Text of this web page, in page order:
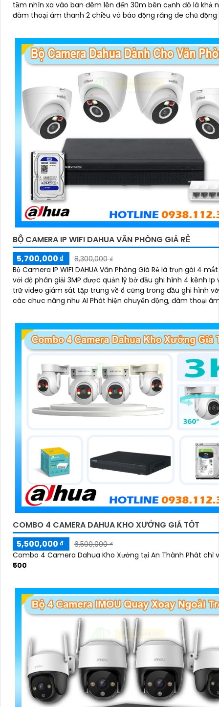
tầm nhìn xa vào ban đêm lên đến 30m bên cạnh đó là khả
đàm thoại âm thanh 2 chiều và báo động răng de chủ
BỘ CAMERA IP WIFI DAHUA VĂN PHÒNG GIÁ RẺ
5,700,000 ₫
8,300,000 ₫
Bộ Camera IP WIFI DAHUA Văn Phòng Giá Rẻ là trọn gói 4
với độ phân giải 3MP được quản lý bở đầu ghi hình 4 kênh Ip
trữ video giám sát tập trung về ổ cứng trong đầu ghi hình
các chưc năng như AI Phát hiện chuyển động, đàm thoại
COMBO 4 CAMERA DAHUA KHO XƯỞNG GIÁ TỐT
5,500,000 ₫
6,500,000 ₫
Combo 4 Camera Dahua Kho Xưởng tại An Thành Phát chỉ
500